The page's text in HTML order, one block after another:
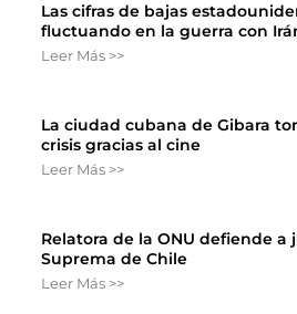
Las cifras de bajas
fluctuando en la guerra con
Leer Más >>
La ciudad cubana de Gibara
crisis gracias al cine
Leer Más >>
Relatora de la ONU defiende a
Suprema de Chile
Leer Más >>